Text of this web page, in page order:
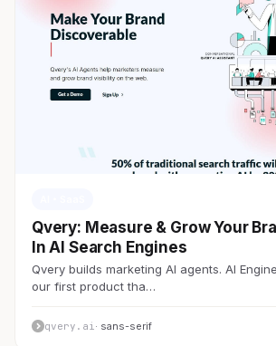
Qvery: Measure & Grow Your
In AI Search Engines
Qvery builds marketing AI agents. AI
our first product tha…
qvery.ai · sans-serif